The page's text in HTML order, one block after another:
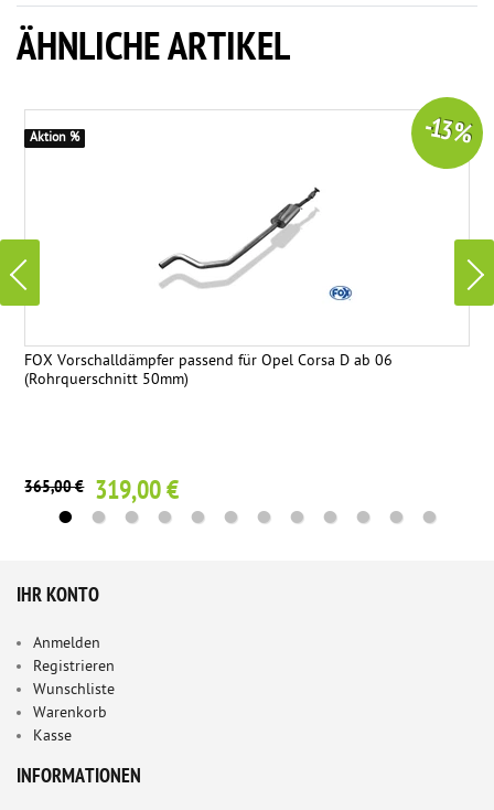
ÄHNLICHE ARTIKEL
FOX Vorschalldämpfer passend für Opel Corsa D ab 06
(Rohrquerschnitt 50mm)
365,00 € 319,00 €
-13 %
Aktion %
IHR KONTO
Anmelden
Registrieren
Wunschliste
Warenkorb
Kasse
INFORMATIONEN